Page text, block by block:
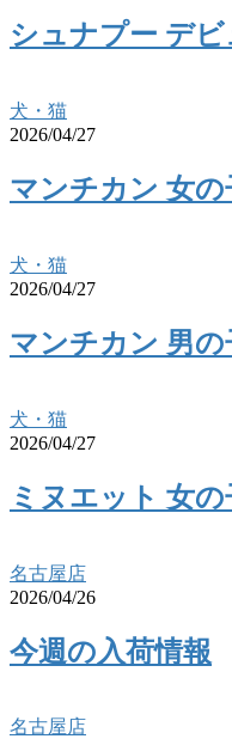
シュナプー デ
犬・猫
2026/04/27
マンチカン 女の
犬・猫
2026/04/27
マンチカン 男の
犬・猫
2026/04/27
ミヌエット 女の
名古屋店
2026/04/26
今週の入荷情報
名古屋店